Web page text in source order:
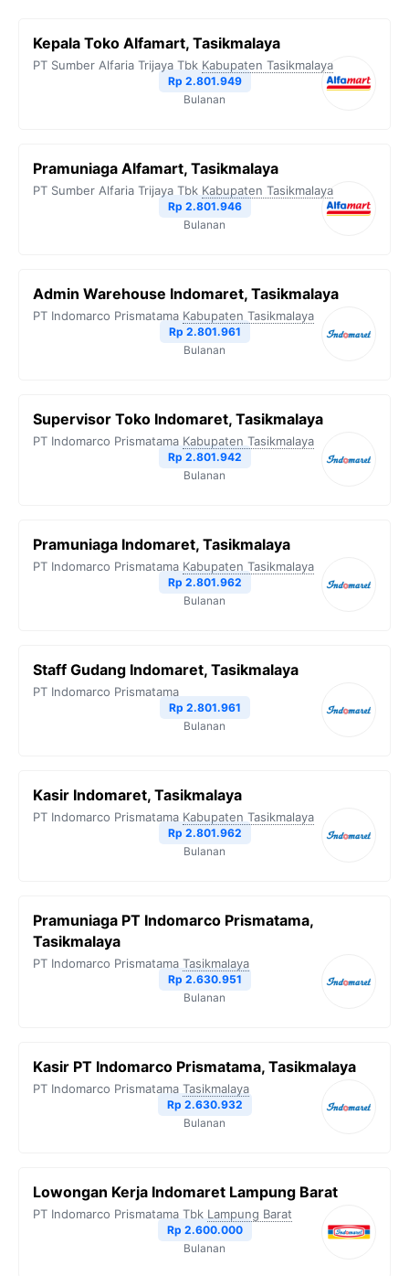
Kepala Toko Alfamart, Tasikmalaya
PT Sumber Alfaria Trijaya Tbk Kabupaten Tasikmalaya
Rp 2.801.949
Bulanan
Pramuniaga Alfamart, Tasikmalaya
PT Sumber Alfaria Trijaya Tbk Kabupaten Tasikmalaya
Rp 2.801.946
Bulanan
Admin Warehouse Indomaret, Tasikmalaya
PT Indomarco Prismatama Kabupaten Tasikmalaya
Rp 2.801.961
Bulanan
Supervisor Toko Indomaret, Tasikmalaya
PT Indomarco Prismatama Kabupaten Tasikmalaya
Rp 2.801.942
Bulanan
Pramuniaga Indomaret, Tasikmalaya
PT Indomarco Prismatama Kabupaten Tasikmalaya
Rp 2.801.962
Bulanan
Staff Gudang Indomaret, Tasikmalaya
PT Indomarco Prismatama
Rp 2.801.961
Bulanan
Kasir Indomaret, Tasikmalaya
PT Indomarco Prismatama Kabupaten Tasikmalaya
Rp 2.801.962
Bulanan
Pramuniaga PT Indomarco Prismatama,
Tasikmalaya
PT Indomarco Prismatama Tasikmalaya
Rp 2.630.951
Bulanan
Kasir PT Indomarco Prismatama, Tasikmalaya
PT Indomarco Prismatama Tasikmalaya
Rp 2.630.932
Bulanan
Lowongan Kerja Indomaret Lampung Barat
PT Indomarco Prismatama Tbk Lampung Barat
Rp 2.600.000
Bulanan